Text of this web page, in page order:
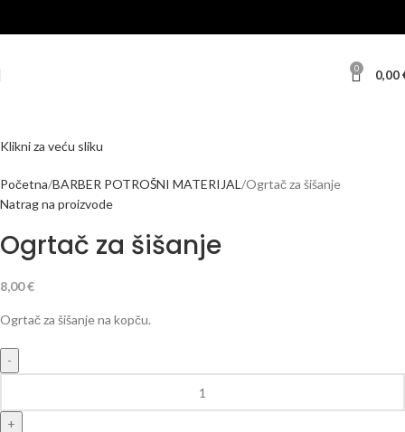
0 0,00
Klikni za veću sliku
Početna BARBER POTROŠNI MATERIJAL Ogrtač za šišanje
Natrag na proizvode
Ogrtač za šišanje
8,00€
Ogrtač za šišanje na kopču.